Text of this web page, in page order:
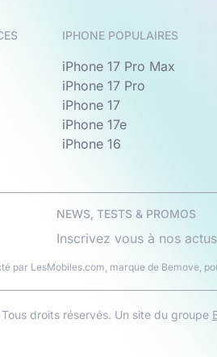
IPHONE POPULAIRES
iPhone 17 Pro Max
iPhone 17 Pro
iPhone 17
iPhone 17e
iPhone 16
NEWS, TESTS & PROMOS
Inscrivez vous à nos
par LesMobiles.com, marque de Bemove,
droits réservés. Un site du groupe